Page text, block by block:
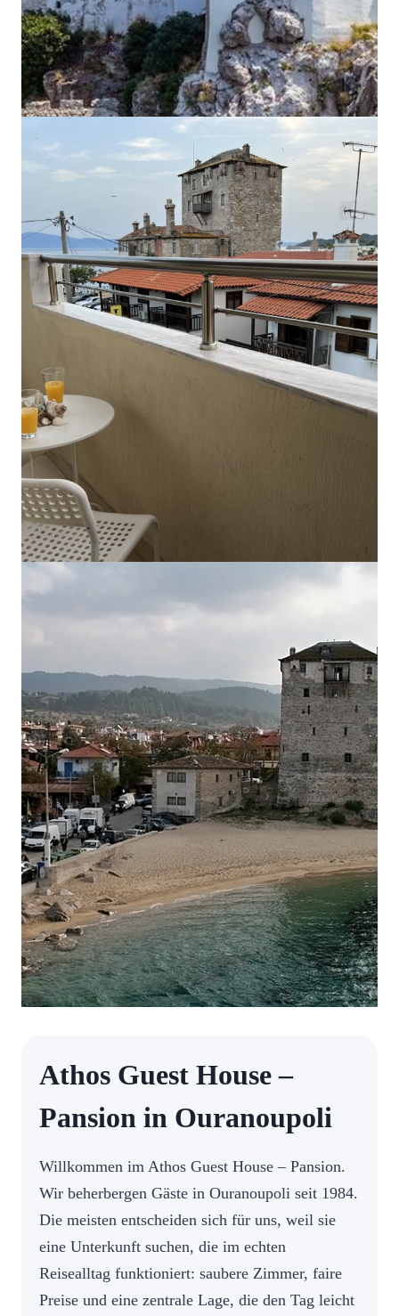
Athos Guest House –
Pansion in Ouranoupoli
Willkommen im Athos Guest House – Pansion.
Wir beherbergen Gäste in Ouranoupoli seit 1984.
Die meisten entscheiden sich für uns, weil sie
eine Unterkunft suchen, die im echten
Reisealltag funktioniert: saubere Zimmer, faire
Preise und eine zentrale Lage, die den Tag leicht